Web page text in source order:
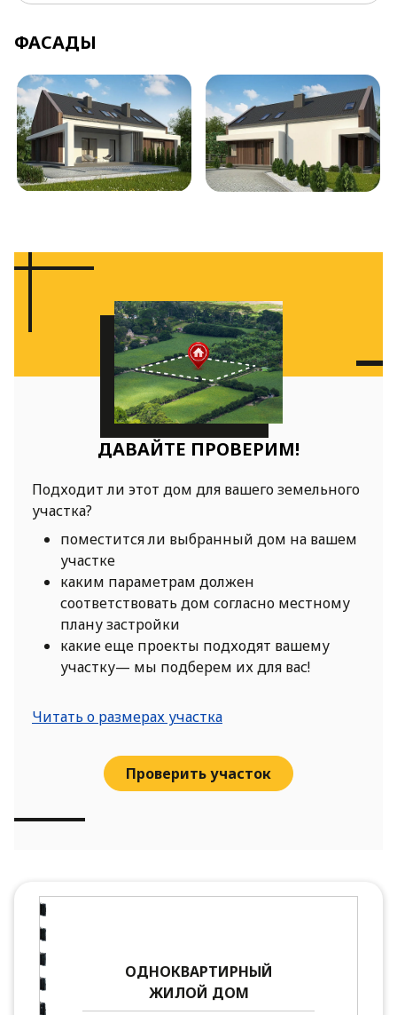
ФАСАДЫ
ДАВАЙТЕ ПРОВЕРИМ!
Подходит ли этот дом для вашего земельного
участка?
поместится ли выбранный дом на вашем
участке
каким параметрам должен
соответствовать дом согласно местному
плану застройки
какие еще проекты подходят вашему
участку— мы подберем их для вас!
Читать о размерах участка
Проверить участок
ОДНОКВАРТИРНЫЙ
ЖИЛОЙ ДОМ